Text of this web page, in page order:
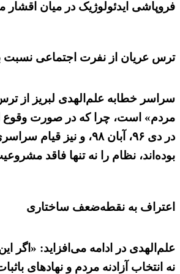
فروپاشی ایدئولوژیک در میان
ترس عریان از نفرت اجتماعی نسبت
سراسر خطابه علم‌الهدی لبریز از
مردم» است، چرا که در صورت وقوع
بوده‌اند، نظام را نه تنها فاقد
اعتراف به نقطه‌ضعف ساختاری
علم‌الهدی در ادامه می‌افزاید:
نه انتخاب آزادنه مردم و نهادهای